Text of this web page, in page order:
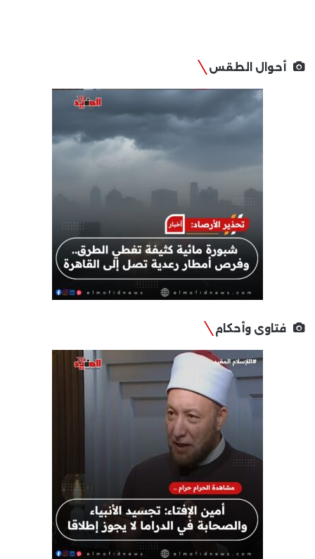
أحوال الطقس
فتاوى وأحكام